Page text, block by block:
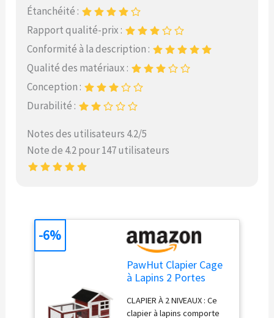
Étanchéité :
Rapport qualité-prix :
Conformité à la description :
Qualité des matériaux :
Conception :
Durabilité :
Notes des utilisateurs 4.2/5
Note de 4.2 pour 147 utilisateurs
PawHut Clapier Cage
à Lapins 2 Portes
Rouge Brique
CLAPIER À 2 NIVEAUX : Ce
clapier à lapins comporte
-6%